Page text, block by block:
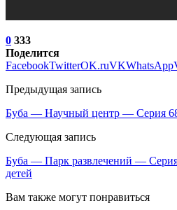
0 333
Поделится
FacebookTwitterOK.ruVKWhatsApp
Предыдущая запись
Буба — Научный центр — Серия
Следующая запись
Буба — Парк развлечений —
детей
Вам также могут понравиться